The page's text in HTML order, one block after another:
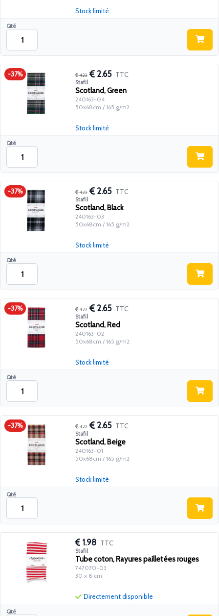
Qté
Stock limité
-37% 4.22 2.65 TTC
Stafil
Scotland, Green
240163-04
50x68cm / 165 g/m2
Qté
Stock limité
-37% 4.22 2.65 TTC
Stafil
Scotland, Black
240163-03
50x68cm / 165 g/m2
Qté
Stock limité
-37% 4.22 2.65 TTC
Stafil
Scotland, Red
240163-02
50x68cm / 165 g/m2
Qté
Stock limité
-37% 4.22 2.65 TTC
Stafil
Scotland, Beige
240163-01
50x68cm / 165 g/m2
Qté
Stock limité
1.98 TTC
Stafil
Tube coton, Rayures pailletées rouges
747070-03
30 x 8 cm
Qté
Directement disponible